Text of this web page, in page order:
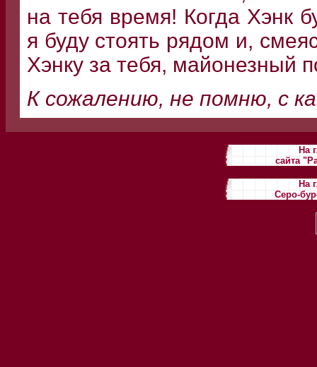
на тебя время! Когда Хэнк
я буду стоять рядом и,
Хэнку за тебя, майонезный
К сожалению, не помню, с
На
сайта
На
Серо-